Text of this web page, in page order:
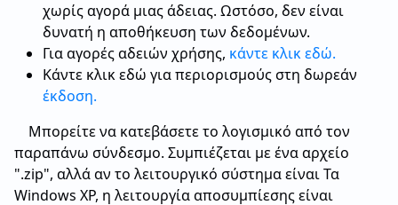
χωρίς αγορά μιας άδειας. Ωστόσο, δεν είναι
δυνατή η αποθήκευση των δεδομένων.
Για αγορές αδειών χρήσης, κάντε κλικ εδώ.
Κάντε κλικ εδώ για περιορισμούς στη δωρεάν
έκδοση.
Μπορείτε να κατεβάσετε το λογισμικό από τον
παραπάνω σύνδεσμο. Συμπιέζεται με ένα αρχείο
".zip", αλλά αν το λειτουργικό σύστημα είναι Τα
Windows XP, η λειτουργία αποσυμπίεσης είναι